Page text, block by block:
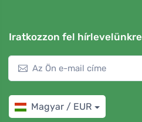
Iratkozzon fel hírlevelünkre
Magyar / EUR